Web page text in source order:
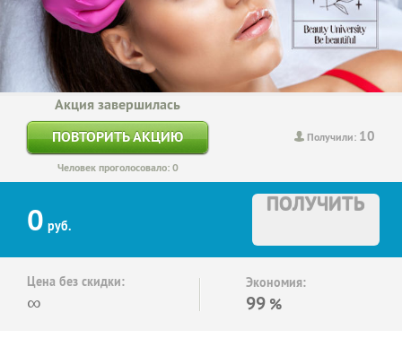
Получили: 10
Акция завершилась
ПОВТОРИТЬ АКЦИЮ
Человек проголосовало: 0
0 руб.
ПОЛУЧИТЬ
Цена без скидки:
∞
Экономия:
99 %